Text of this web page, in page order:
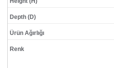
Depth (D)
Ürün Ağırlığı
Renk